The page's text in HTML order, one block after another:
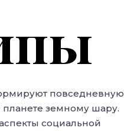
повседневную
земному шару.
социальной